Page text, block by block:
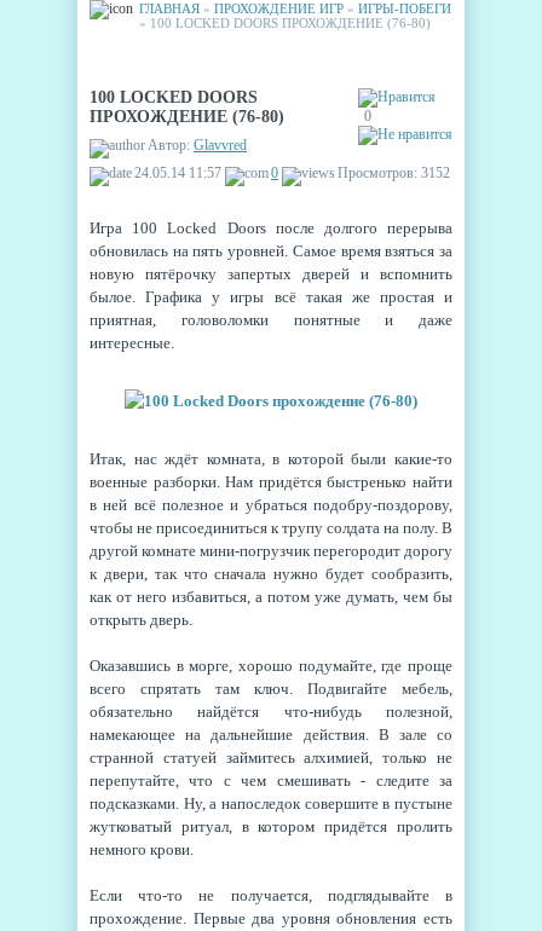
ГЛАВНАЯ » ПРОХОЖДЕНИЕ ИГР » ИГРЫ-ПОБЕГИ
» 100 LOCKED DOORS ПРОХОЖДЕНИЕ (76-80)
0
100 LOCKED DOORS
ПРОХОЖДЕНИЕ (76-80)
Автор: Glavvred
24.05.14 11:57
0 Просмотров: 3152
Игра 100 Locked Doors после долгого перерыва
обновилась на пять уровней. Самое время взяться за
новую пятёрочку запертых дверей и вспомнить
былое. Графика у игры всё такая же простая и
приятная, головоломки понятные и даже
интересные.
Итак, нас ждёт комната, в которой были какие-то
военные разборки. Нам придётся быстренько найти
в ней всё полезное и убраться подобру-поздорову,
чтобы не присоединиться к трупу солдата на полу. В
другой комнате мини-погрузчик перегородит дорогу
к двери, так что сначала нужно будет сообразить,
как от него избавиться, а потом уже думать, чем бы
открыть дверь.
Оказавшись в морге, хорошо подумайте, где проще
всего спрятать там ключ. Подвигайте мебель,
обязательно найдётся что-нибудь полезной,
намекающее на дальнейшие действия. В зале со
странной статуей займитесь алхимией, только не
перепутайте, что с чем смешивать - следите за
подсказками. Ну, а напоследок совершите в пустыне
жутковатый ритуал, в котором придётся пролить
немного крови.
Если что-то не получается, подглядывайте в
прохождение. Первые два уровня обновления есть